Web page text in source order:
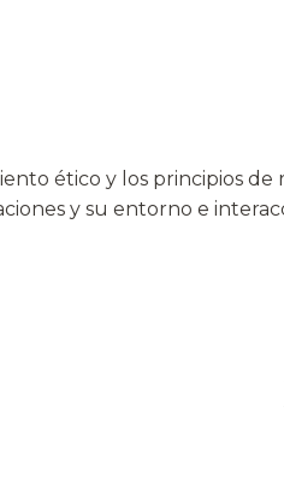
ético y los principios de
y su entorno e